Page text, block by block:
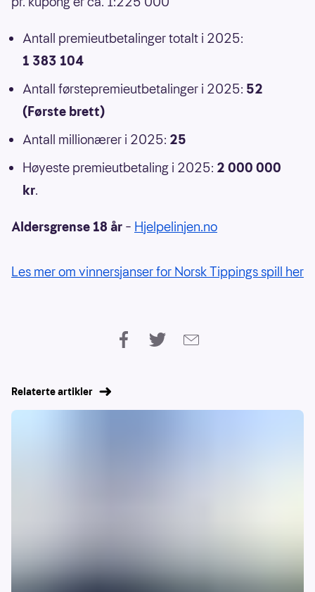
Antall premieutbetalinger totalt i 2025:
1 383 104
Antall førstepremieutbetalinger i 2025: 52
(Første brett)
Antall millionærer i 2025: 25
Høyeste premieutbetaling i 2025: 2 000 000
kr.
Aldersgrense 18 år – Hjelpelinjen.no
Les mer om vinnersjanser for Norsk Tippings spill her
Relaterte artikler